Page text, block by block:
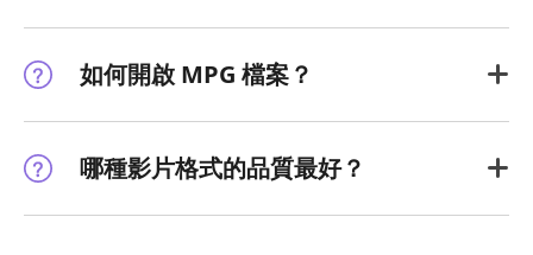
如何開啟 MPG 檔案？
哪種影片格式的品質最好？